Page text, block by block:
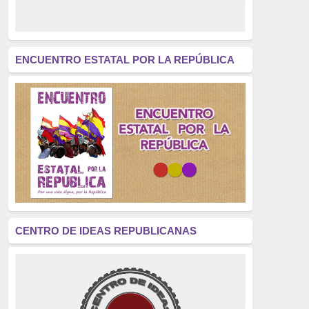
América Latina
(305)
Exhumación
(304)
Golpe de Estado
(304)
Brigadas Internacionales
(303)
pensamiento
(294)
Revisionismo
(289)
La Transición
(275)
educación pública
(270)
ENCUENTRO ESTATAL POR LA REPÚBLICA
CENTRO DE IDEAS REPUBLICANAS